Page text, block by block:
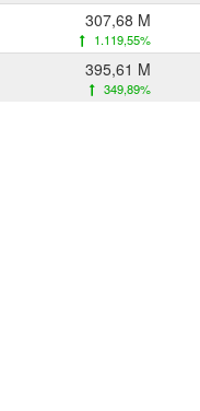
307,68 M
1.119,55%
395,61 M
349,89%